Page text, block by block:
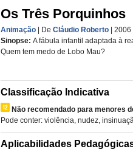
Os Três Porquinhos
Animação | De Cláudio Roberto
| 2006
Sinopse: A fábula infantil adaptada à
Quem tem medo de Lobo Mau?
Classificação Indicativa
Não recomendado para menores
Pode conter: violência, nudez,
Aplicabilidades